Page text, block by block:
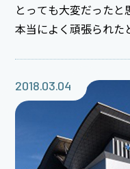
とっても大変だったと
本当によく頑張られたと思います
男の子、誕生おめでとうござい
仲良く、楽しんで育児
わせていただき本当
2018.03.04